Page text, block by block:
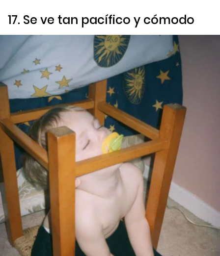
17. Se ve tan pacífico y cómodo